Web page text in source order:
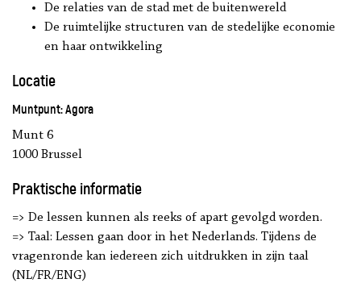
De relaties van de stad met de buitenwereld
De ruimtelijke structuren van de stedelijke economie
en haar ontwikkeling
Locatie
Muntpunt: Agora
Munt 6
1000 Brussel
Praktische informatie
=> De lessen kunnen als reeks of apart gevolgd worden.
=> Taal: Lessen gaan door in het Nederlands. Tijdens de
vragenronde kan iedereen zich uitdrukken in zijn taal
(NL/FR/ENG)